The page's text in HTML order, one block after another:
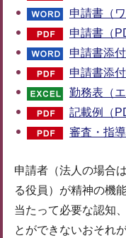
申請書（
申請書（
申請書添
申請書添
勤務表（
記載例（
審査・指
申請者（法人の場合
る役員）が精神の機
当たって必要な認知
とができないおそれ